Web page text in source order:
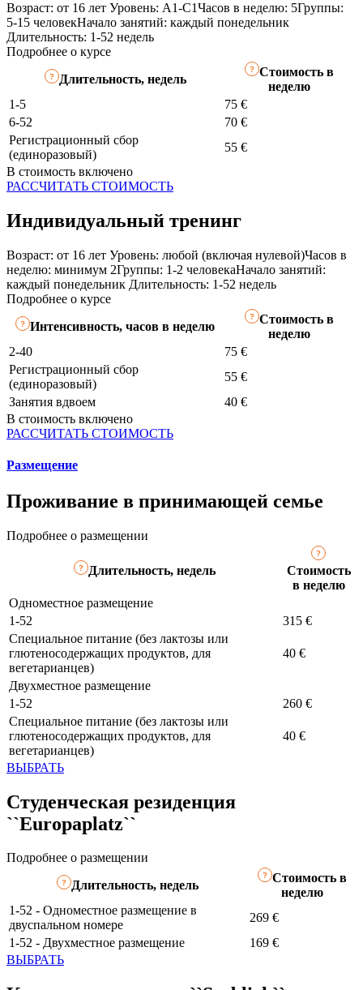
Возраст: от 16 лет Уровень: A1-C1Часов в неделю: 5Группы:
5-15 человекНачало занятий: каждый понедельник
Длительность: 1-52 недель
Подробнее о курсе
Длительность, недель
Стоимость в
неделю
1-5
75 €
6-52
70 €
Регистрационный сбор
(единоразовый)
55 €
В стоимость включено
РАССЧИТАТЬ СТОИМОСТЬ
Индивидуальный тренинг
Возраст: от 16 лет Уровень: любой (включая нулевой)Часов в
неделю: минимум 2Группы: 1-2 человекаНачало занятий:
каждый понедельник Длительность: 1-52 недель
Подробнее о курсе
Интенсивность, часов в неделю
Стоимость в
неделю
2-40
75 €
Регистрационный сбор
(единоразовый)
55 €
Занятия вдвоем
40 €
В стоимость включено
РАССЧИТАТЬ СТОИМОСТЬ
Размещение
Проживание в принимающей семье
Подробнее о размещении
Длительность, недель
Стоимость
в неделю
Одноместное размещение
1-52
315 €
Специальное питание (без лактозы или
глютеносодержащих продуктов, для
вегетарианцев)
40 €
Двухместное размещение
1-52
260 €
Специальное питание (без лактозы или
глютеносодержащих продуктов, для
вегетарианцев)
40 €
ВЫБРАТЬ
Студенческая резиденция
``Europaplatz``
Подробнее о размещении
Длительность, недель
Стоимость в
неделю
1-52 - Одноместное размещение в
двуспальном номере
269 €
1-52 - Двухместное размещение
169 €
ВЫБРАТЬ